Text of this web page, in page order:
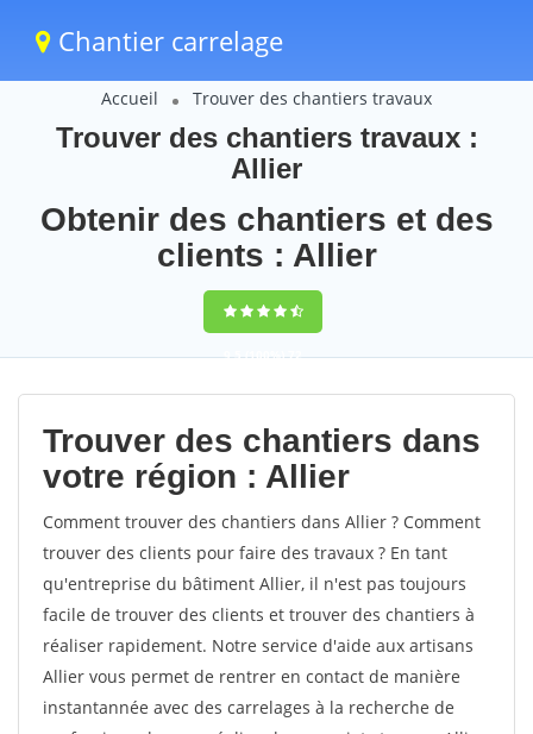
Chantier carrelage
Accueil Trouver des chantiers travaux
Trouver des chantiers travaux :
Allier
Obtenir des chantiers et des
clients : Allier
9,5(100%)72
votes
Trouver des chantiers dans
votre région : Allier
Comment trouver des chantiers dans Allier ? Comment
trouver des clients pour faire des travaux ? En tant
qu'entreprise du bâtiment Allier, il n'est pas toujours
facile de trouver des clients et trouver des chantiers à
réaliser rapidement. Notre service d'aide aux artisans
Allier vous permet de rentrer en contact de manière
instantannée avec des carrelages à la recherche de